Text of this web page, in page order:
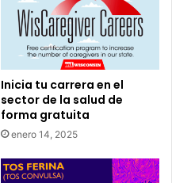
Inicia tu carrera en el
sector de la salud de
forma gratuita
enero 14, 2025